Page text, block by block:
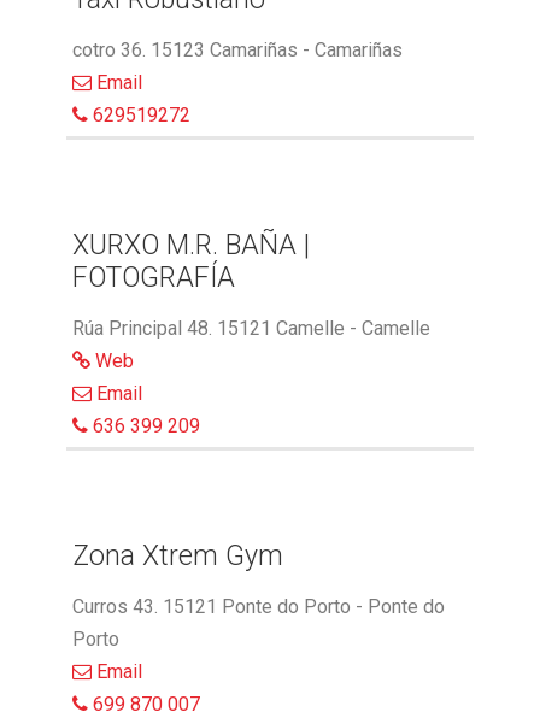
cotro 36. 15123 Camariñas - Camariñas
Email
629519272
XURXO M.R. BAÑA |
FOTOGRAFÍA
Rúa Principal 48. 15121 Camelle - Camelle
Web
Email
636 399 209
Zona Xtrem Gym
Curros 43. 15121 Ponte do Porto - Ponte do
Porto
Email
699 870 007